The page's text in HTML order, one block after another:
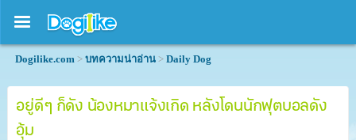
Dogilike.com > บทความน่าอ่าน > Daily Dog
อยู่ดี ๆ ก็ดัง น้องหมาแจ้งเกิด หลังโดนนักฟุตบอลดัง
อุ้ม